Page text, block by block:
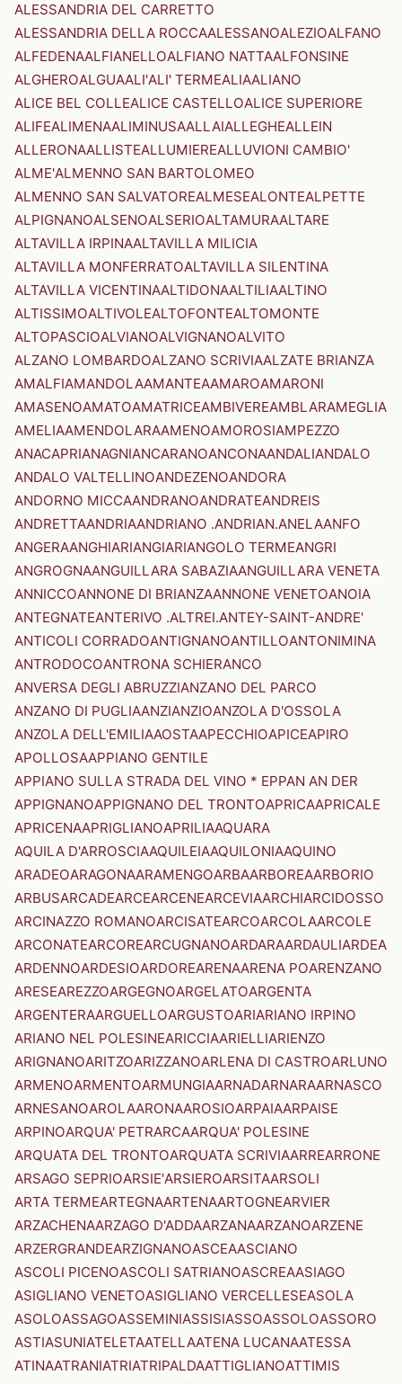
ALESSANDRIA DEL CARRETTO
ALESSANDRIA DELLA ROCCAALESSANOALEZIOALFANO
ALFEDENAALFIANELLOALFIANO NATTAALFONSINE
ALGHEROALGUAALI'ALI' TERMEALIAALIANO
ALICE BEL COLLEALICE CASTELLOALICE SUPERIORE
ALIFEALIMENAALIMINUSAALLAIALLEGHEALLEIN
ALLERONAALLISTEALLUMIEREALLUVIONI CAMBIO'
ALME'ALMENNO SAN BARTOLOMEO
ALMENNO SAN SALVATOREALMESEALONTEALPETTE
ALPIGNANOALSENOALSERIOALTAMURAALTARE
ALTAVILLA IRPINAALTAVILLA MILICIA
ALTAVILLA MONFERRATOALTAVILLA SILENTINA
ALTAVILLA VICENTINAALTIDONAALTILIAALTINO
ALTISSIMOALTIVOLEALTOFONTEALTOMONTE
ALTOPASCIOALVIANOALVIGNANOALVITO
ALZANO LOMBARDOALZANO SCRIVIAALZATE BRIANZA
AMALFIAMANDOLAAMANTEAAMAROAMARONI
AMASENOAMATOAMATRICEAMBIVEREAMBLARAMEGLIA
AMELIAAMENDOLARAAMENOAMOROSIAMPEZZO
ANACAPRIANAGNIANCARANOANCONAANDALIANDALO
ANDALO VALTELLINOANDEZENOANDORA
ANDORNO MICCAANDRANOANDRATEANDREIS
ANDRETTAANDRIAANDRIANO .ANDRIAN.ANELAANFO
ANGERAANGHIARIANGIARIANGOLO TERMEANGRI
ANGROGNAANGUILLARA SABAZIAANGUILLARA VENETA
ANNICCOANNONE DI BRIANZAANNONE VENETOANOIA
ANTEGNATEANTERIVO .ALTREI.ANTEY-SAINT-ANDRE'
ANTICOLI CORRADOANTIGNANOANTILLOANTONIMINA
ANTRODOCOANTRONA SCHIERANCO
ANVERSA DEGLI ABRUZZIANZANO DEL PARCO
ANZANO DI PUGLIAANZIANZIOANZOLA D'OSSOLA
ANZOLA DELL'EMILIAAOSTAAPECCHIOAPICEAPIRO
APOLLOSAAPPIANO GENTILE
APPIANO SULLA STRADA DEL VINO * EPPAN AN DER
APPIGNANOAPPIGNANO DEL TRONTOAPRICAAPRICALE
APRICENAAPRIGLIANOAPRILIAAQUARA
AQUILA D'ARROSCIAAQUILEIAAQUILONIAAQUINO
ARADEOARAGONAARAMENGOARBAARBOREAARBORIO
ARBUSARCADEARCEARCENEARCEVIAARCHIARCIDOSSO
ARCINAZZO ROMANOARCISATEARCOARCOLAARCOLE
ARCONATEARCOREARCUGNANOARDARAARDAULIARDEA
ARDENNOARDESIOARDOREARENAARENA POARENZANO
ARESEAREZZOARGEGNOARGELATOARGENTA
ARGENTERAARGUELLOARGUSTOARIARIANO IRPINO
ARIANO NEL POLESINEARICCIAARIELLIARIENZO
ARIGNANOARITZOARIZZANOARLENA DI CASTROARLUNO
ARMENOARMENTOARMUNGIAARNADARNARAARNASCO
ARNESANOAROLAARONAAROSIOARPAIAARPAISE
ARPINOARQUA' PETRARCAARQUA' POLESINE
ARQUATA DEL TRONTOARQUATA SCRIVIAARREARRONE
ARSAGO SEPRIOARSIE'ARSIEROARSITAARSOLI
ARTA TERMEARTEGNAARTENAARTOGNEARVIER
ARZACHENAARZAGO D'ADDAARZANAARZANOARZENE
ARZERGRANDEARZIGNANOASCEAASCIANO
ASCOLI PICENOASCOLI SATRIANOASCREAASIAGO
ASIGLIANO VENETOASIGLIANO VERCELLESEASOLA
ASOLOASSAGOASSEMINIASSISIASSOASSOLOASSORO
ASTIASUNIATELETAATELLAATENA LUCANAATESSA
ATINAATRANIATRIATRIPALDAATTIGLIANOATTIMIS